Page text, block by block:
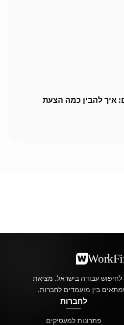
איך להבין כמה הצעת
עבודה בישראל. מציאת
לחברות
פתרונות למעסיקים